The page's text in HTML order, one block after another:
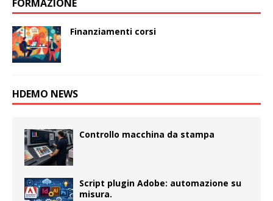
FORMAZIONE
Finanziamenti corsi
HDEMO NEWS
Controllo macchina da stampa
Script plugin Adobe: automazione su
misura.